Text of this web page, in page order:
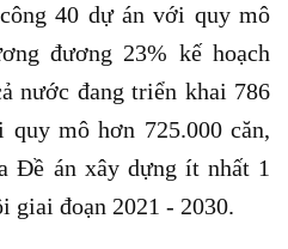
40 dự án với quy mô
đương 23% kế hoạch
nước đang triển khai 786
mô hơn 725.000 căn,
Đề án xây dựng ít nhất 1
giai đoạn 2021 - 2030.